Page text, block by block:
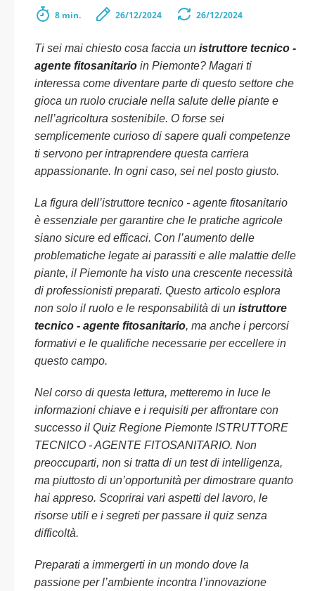
8 min. 26/12/2024 26/12/2024
Ti sei mai chiesto cosa faccia un istruttore tecnico -
agente fitosanitario in Piemonte? Magari ti
interessa come diventare parte di questo settore che
gioca un ruolo cruciale nella salute delle piante e
nell’agricoltura sostenibile. O forse sei
semplicemente curioso di sapere quali competenze
ti servono per intraprendere questa carriera
appassionante. In ogni caso, sei nel posto giusto.
La figura dell’istruttore tecnico - agente fitosanitario
è essenziale per garantire che le pratiche agricole
siano sicure ed efficaci. Con l’aumento delle
problematiche legate ai parassiti e alle malattie delle
piante, il Piemonte ha visto una crescente necessità
di professionisti preparati. Questo articolo esplora
non solo il ruolo e le responsabilità di un istruttore
tecnico - agente fitosanitario, ma anche i percorsi
formativi e le qualifiche necessarie per eccellere in
questo campo.
Nel corso di questa lettura, metteremo in luce le
informazioni chiave e i requisiti per affrontare con
successo il Quiz Regione Piemonte ISTRUTTORE
TECNICO - AGENTE FITOSANITARIO. Non
preoccuparti, non si tratta di un test di intelligenza,
ma piuttosto di un’opportunità per dimostrare quanto
hai appreso. Scoprirai vari aspetti del lavoro, le
risorse utili e i segreti per passare il quiz senza
difficoltà.
Preparati a immergerti in un mondo dove la
passione per l’ambiente incontra l’innovazione